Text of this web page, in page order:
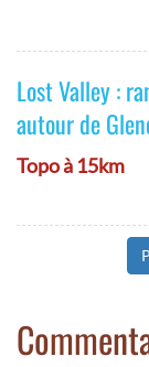
Lost Valley :
autour de
Topo à 15km